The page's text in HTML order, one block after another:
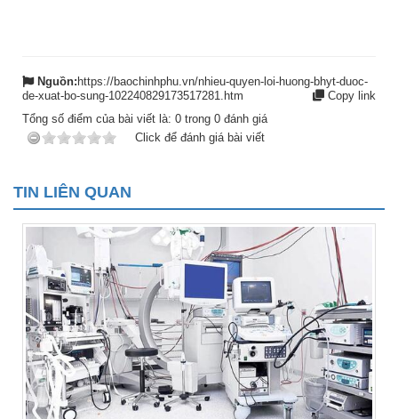
Nguồn: https://baochinhphu.vn/nhieu-quyen-loi-huong-bhyt-duoc-
de-xuat-bo-sung-102240829173517281.htm
Copy link
Tổng số điểm của bài viết là: 0 trong 0 đánh giá
Click để đánh giá bài viết
TIN LIÊN QUAN